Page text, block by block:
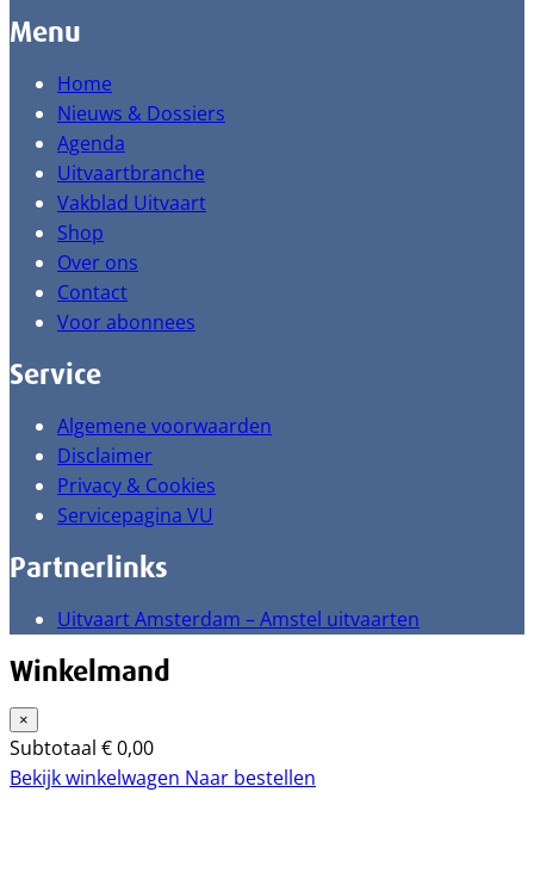
Menu
Home
Nieuws & Dossiers
Agenda
Uitvaartbranche
Vakblad Uitvaart
Shop
Over ons
Contact
Voor abonnees
Service
Algemene voorwaarden
Disclaimer
Privacy & Cookies
Servicepagina VU
Partnerlinks
Uitvaart Amsterdam – Amstel uitvaarten
Winkelmand
×
Subtotaal €0,00
Bekijk winkelwagen Naar bestellen